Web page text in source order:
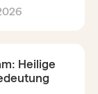
Heilige